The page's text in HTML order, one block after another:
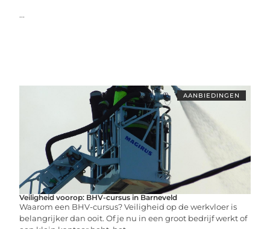
...
AANBIEDINGEN
Veiligheid voorop: BHV-cursus in Barneveld
Waarom een BHV-cursus? Veiligheid op de werkvloer is
belangrijker dan ooit. Of je nu in een groot bedrijf werkt of